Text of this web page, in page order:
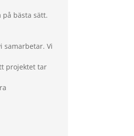
bästa sätt.
samarbetar. Vi
projektet tar